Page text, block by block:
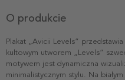
O produkcie
Plakat „Avicii Levels”
kultowym utworem „Levels”
motywem jest dynamiczna
minimalistycznym stylu. Na